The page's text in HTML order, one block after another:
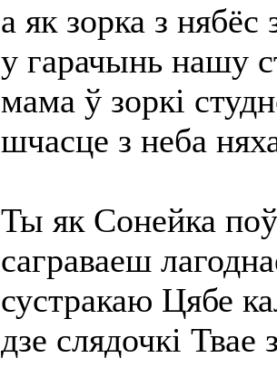
а як зорка з нябёс
у гарачынь нашу
мама ў зоркі
шчасце з неба
Ты як Сонейка
саграваеш
сустракаю Цябе
дзе слядочкі Твае